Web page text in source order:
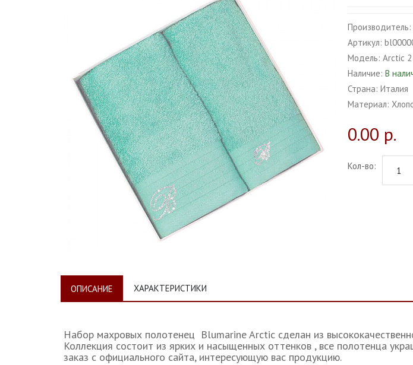
Производитель:
Артикул:
Модель: Arctic
Наличие: В
Страна: Италия
Материал:
0.00 р.
Кол-во:
ОПИСАНИЕ ХАРАКТЕРИСТИКИ
Набор махровых полотенец Blumarine Arctic сделан из
Коллекция состоит из ярких и насыщенных оттенков , все полотенца
заказ с официального сайта, интересующую вас продукцию.